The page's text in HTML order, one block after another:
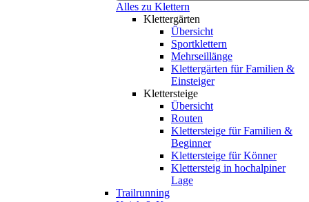
Alles zu Klettern
Klettergärten
Übersicht
Sportklettern
Mehrseillänge
Klettergärten für Familien &
Einsteiger
Klettersteige
Übersicht
Routen
Klettersteige für Familien &
Beginner
Klettersteige für Könner
Klettersteig in hochalpiner
Lage
Trailrunning